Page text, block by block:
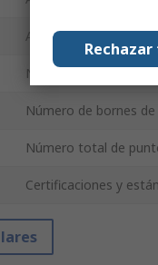
Altura
Número de buses
Número de bornes de
Número total de
Certificaciones y